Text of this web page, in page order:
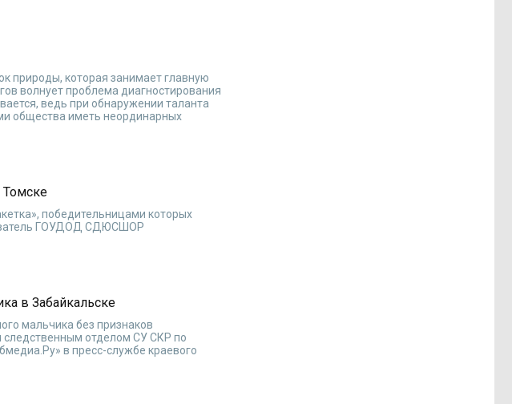
природы, которая занимает главную
волнует проблема диагностирования
ведь при обнаружении таланта
общества иметь неординарных
Томске
победительницами которых
ГОУДОД СДЮСШОР
в Забайкальске
мальчика без признаков
отделом СУ СКР по
в пресс-службе краевого